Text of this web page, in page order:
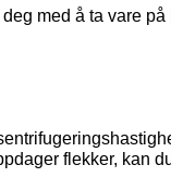
med å ta vare
flekker, kan